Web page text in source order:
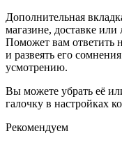
Дополнительная
магазине, доставке
Поможет вам ответить
и развеять его
усмотрению.
Вы можете убрать её
галочку в настройках
Рекомендуем